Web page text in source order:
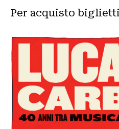
Per acquisto